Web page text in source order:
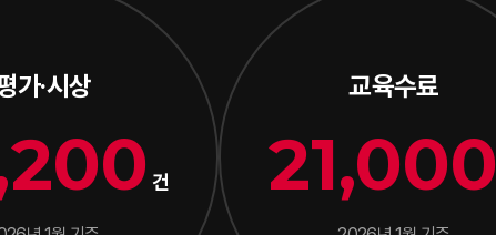
가·시상
건
교육수료
21,000